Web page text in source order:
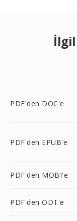
PDF'den DOC'e
PDF'den EPUB'e
PDF'den MOBI'e
PDF'den ODT'e